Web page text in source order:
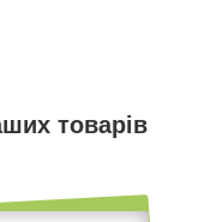
товарів